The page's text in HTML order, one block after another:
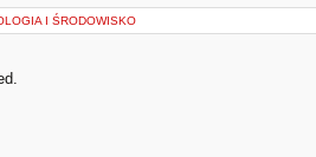
I ŚRODOWISKO